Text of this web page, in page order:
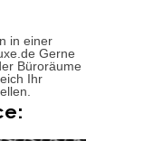
in einer
Gerne
Büroräume
Ihr